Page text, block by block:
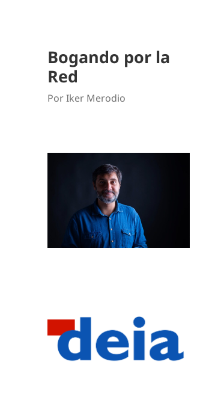
Bogando por la
Red
Por Iker Merodio